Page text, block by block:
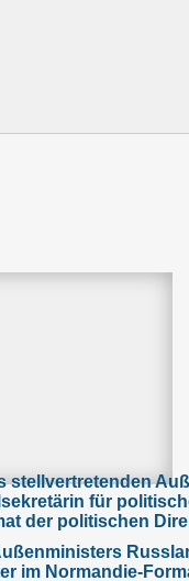
stellvertretenden
für
der politischen
im Normandie-